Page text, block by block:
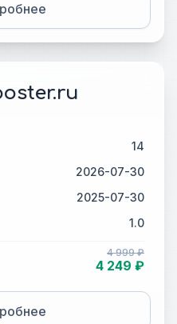
14
2026-07-30
2025-07-30
1.0
4 999 ₽
4 249 ₽